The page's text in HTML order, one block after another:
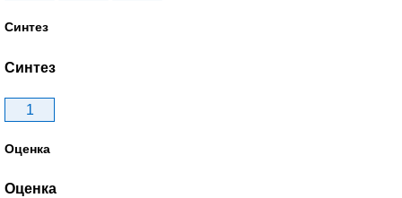
Синтез
Синтез
1
Оценка
Оценка